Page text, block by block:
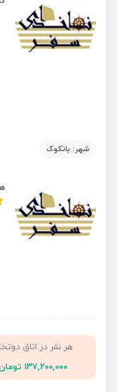
شهر: بانکوک
هر نفر در اتاق
۱۳۷,۲۰۰,۰۰۰ تومان